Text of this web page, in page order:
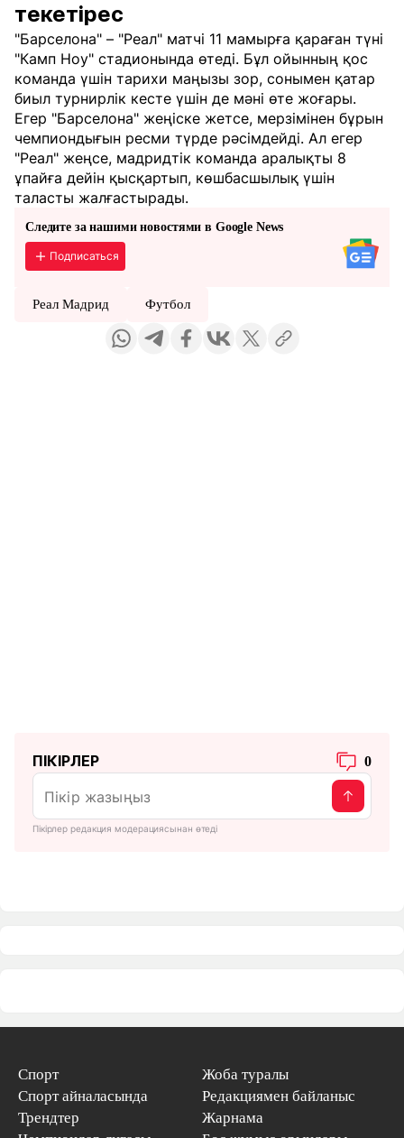
текетірес
"Барселона" – "Реал" матчі 11 мамырға қараған түні
"Камп Ноу" стадионында өтеді. Бұл ойынның қос
команда үшін тарихи маңызы зор, сонымен қатар
биыл турнирлік кесте үшін де мәні өте жоғары.
Егер "Барселона" жеңіске жетсе, мерзімінен бұрын
чемпиондығын ресми түрде рәсімдейді. Ал егер
"Реал" жеңсе, мадридтік команда аралықты 8
ұпайға дейін қысқартып, көшбасшылық үшін
таласты жалғастырады.
Следите за нашими новостями в Google News
Подписаться
Реал Мадрид Футбол
ПІКІРЛЕР 0
Пікірлер редакция модерациясынан өтеді
Спорт
Спорт айналасында
Трендтер
Жоба туралы
Редакциямен байланыс
Жарнама